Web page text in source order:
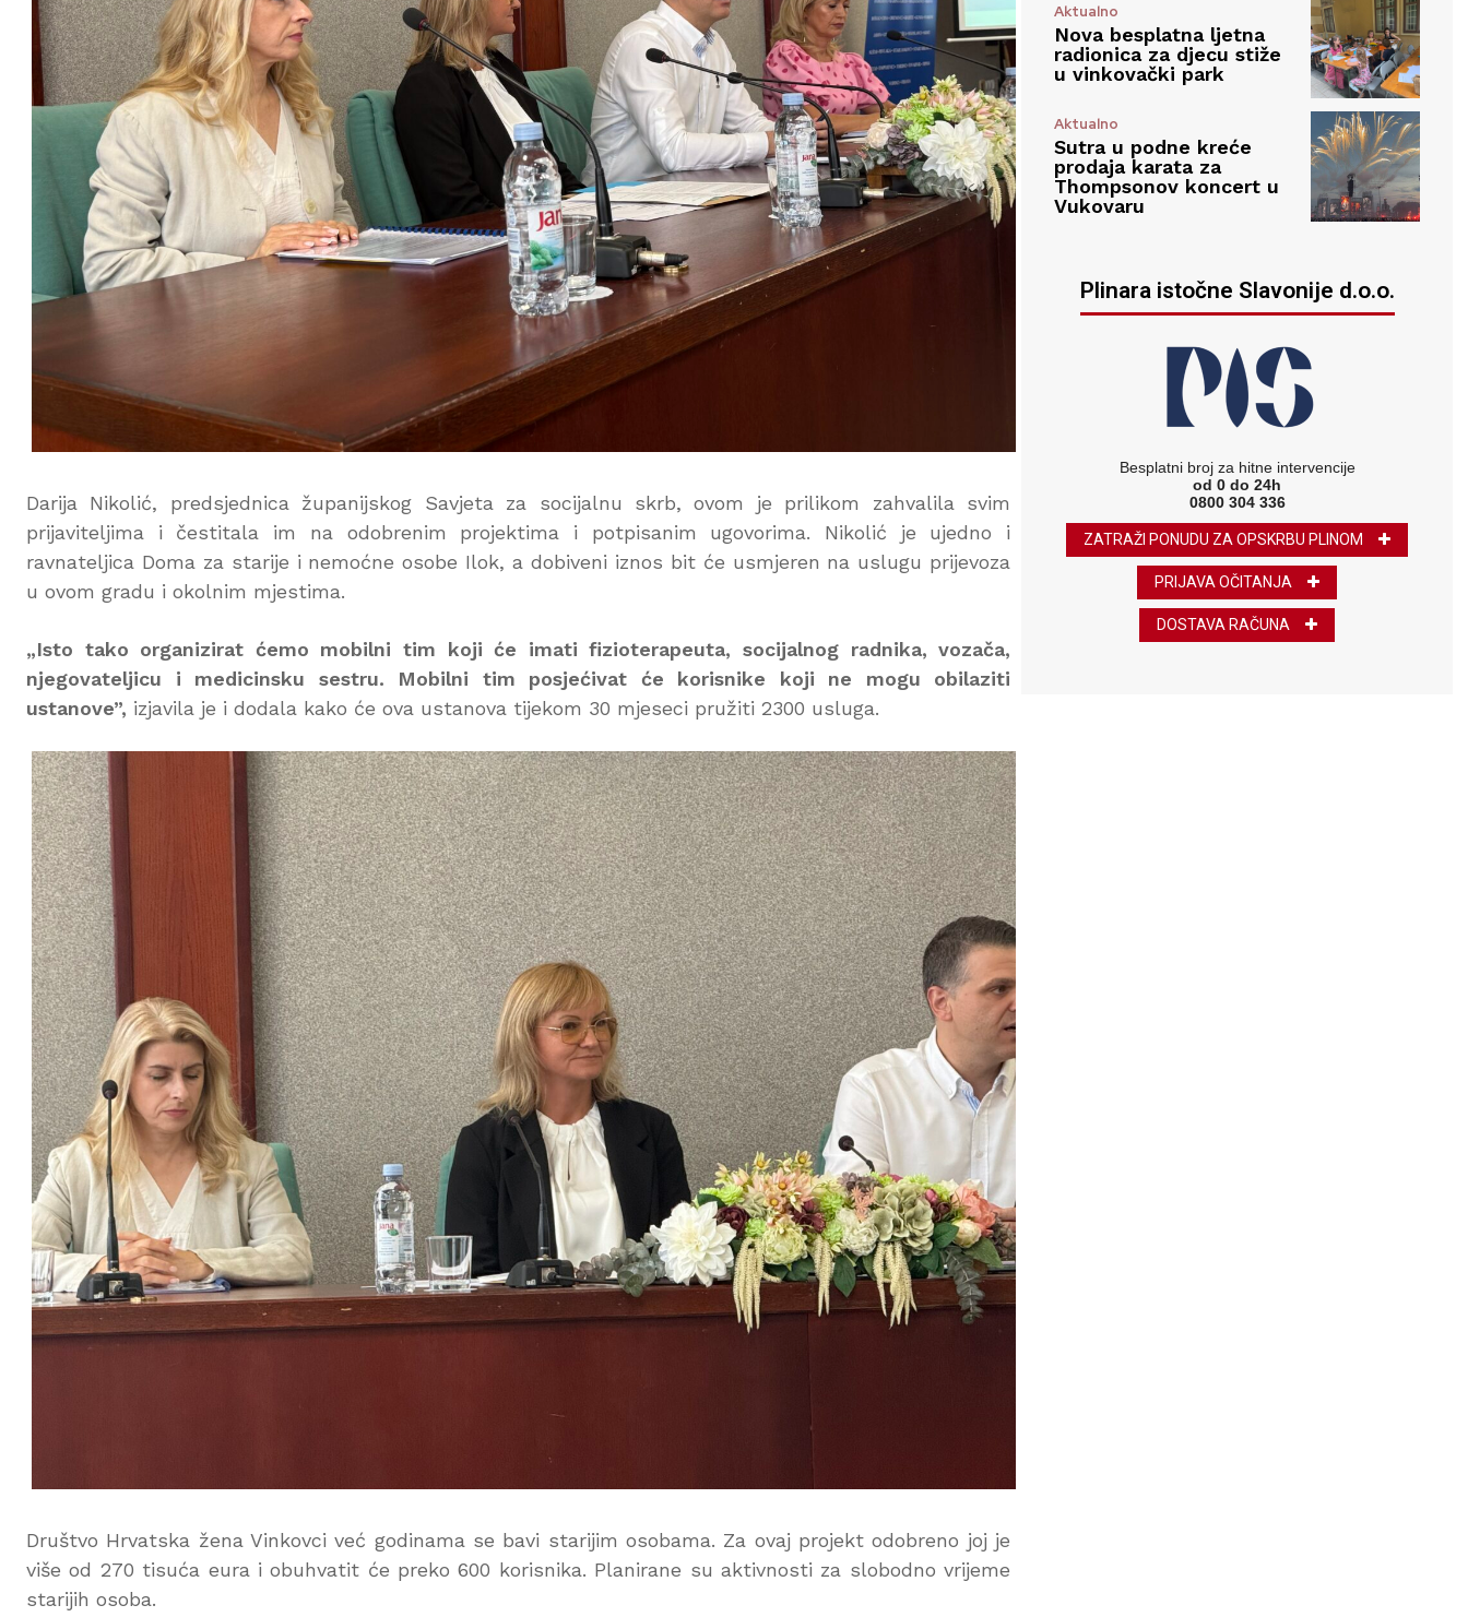
Darija Nikolić, predsjednica županijskog Savjeta za socijalnu skrb, ovom je prilikom zahvalila svim
prijaviteljima i čestitala im na odobrenim projektima i potpisanim ugovorima. Nikolić je ujedno i
ravnateljica Doma za starije i nemoćne osobe Ilok, a dobiveni iznos bit će usmjeren na uslugu prijevoza
u ovom gradu i okolnim mjestima.
„Isto tako organizirat ćemo mobilni tim koji će imati fizioterapeuta, socijalnog radnika, vozača,
njegovateljicu i medicinsku sestru. Mobilni tim posjećivat će korisnike koji ne mogu obilaziti
ustanove”, izjavila je i dodala kako će ova ustanova tijekom 30 mjeseci pružiti 2300 usluga.
Društvo Hrvatska žena Vinkovci već godinama se bavi starijim osobama. Za ovaj projekt odobreno joj je
više od 270 tisuća eura i obuhvatit će preko 600 korisnika. Planirane su aktivnosti za slobodno vrijeme
starijih osoba.
Aktualno
Nova besplatna ljetna
radionica za djecu stiže
u vinkovački park
Aktualno
Sutra u podne kreće
prodaja karata za
Thompsonov koncert u
Vukovaru
Plinara istočne Slavonije d.o.o.
Besplatni broj za hitne intervencije
od 0 do 24h
0800 304 336
ZATRAŽI PONUDU ZA OPSKRBU PLINOM
PRIJAVA OČITANJA
DOSTAVA RAČUNA